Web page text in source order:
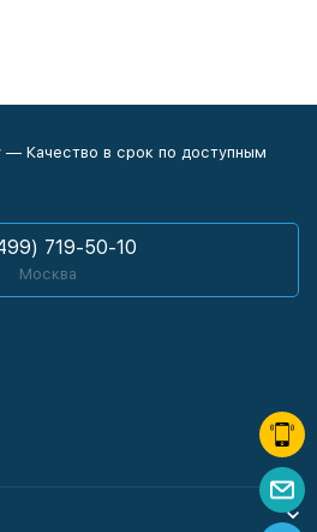
Качество в срок по доступным
719-50-10
Москва